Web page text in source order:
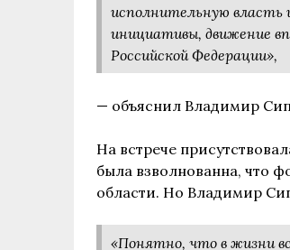
исполнительную власть
инициативы, движение
Российской Федерации»,
— объяснил Владимир
На встрече
была взволнованна, что
области. Но Владимир
«Понятно, что в жизни